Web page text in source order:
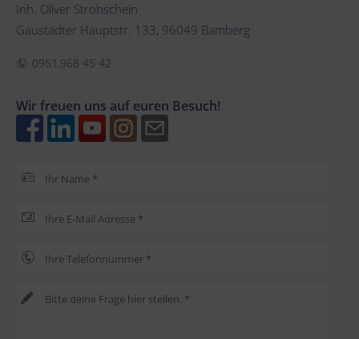
Inh. Oliver Strohschein
Gaustadter Hauptstr. 133, 96049 Bamberg
0951.968 45 42
Wir freuen uns auf euren Besuch!
Bitte lasse dieses Feld leer.
Bitte lasse dieses Feld leer.
Bitte lasse dieses Feld leer.